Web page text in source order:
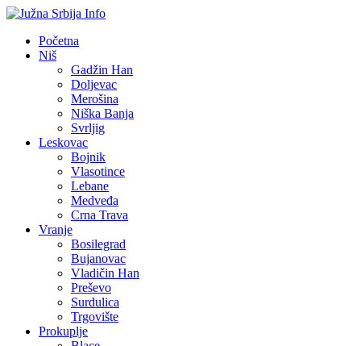
Početna
Niš
Gadžin Han
Doljevac
Merošina
Niška Banja
Svrljig
Leskovac
Bojnik
Vlasotince
Lebane
Medveđa
Crna Trava
Vranje
Bosilegrad
Bujanovac
Vladičin Han
Preševo
Surdulica
Trgovište
Prokuplje